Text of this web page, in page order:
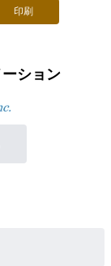
印刷
ション